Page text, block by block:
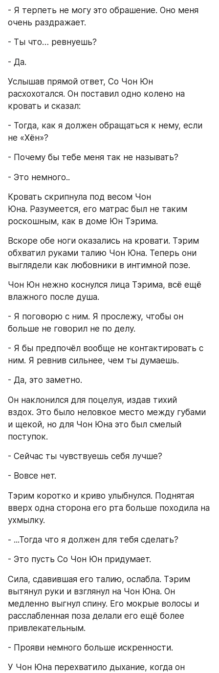
- Я терпеть не могу это обрашение. Оно меня
очень раздражает.
- Ты что… ревнуешь?
- Да.
Услышав прямой ответ, Со Чон Юн
расхохотался. Он поставил одно колено на
кровать и сказал:
- Тогда, как я должен обращаться к нему, если
не «Хён»?
- Почему бы тебе меня так не называть?
- Это немного..
Кровать скрипнула под весом Чон
Юна. Разумеется, его матрас был не таким
роскошным, как в доме Юн Тэрима.
Вскоре обе ноги оказались на кровати. Тэрим
обхватил руками талию Чон Юна. Теперь они
выглядели как любовники в интимной позе.
Чон Юн нежно коснулся лица Тэрима, всё ещё
влажного после душа.
- Я поговорю с ним. Я прослежу, чтобы он
больше не говорил не по делу.
- Я бы предпочёл вообще не контактировать с
ним. Я ревнив сильнее, чем ты думаешь.
- Да, это заметно.
Он наклонился для поцелуя, издав тихий
вздох. Это было неловкое место между губами
и щекой, но для Чон Юна это был смелый
поступок.
- Сейчас ты чувствуешь себя лучше?
- Вовсе нет.
Тэрим коротко и криво улыбнулся. Поднятая
вверх одна сторона его рта больше походила на
ухмылку.
- ...Тогда что я должен для тебя сделать?
- Это пусть Со Чон Юн придумает.
Сила, сдавившая его талию, ослабла. Тэрим
вытянул руки и взглянул на Чон Юна. Он
медленно выгнул спину. Его мокрые волосы и
расслабленная поза делали его ещё более
привлекательным.
- Прояви немного больше искренности.
У Чон Юна перехватило дыхание, когда он